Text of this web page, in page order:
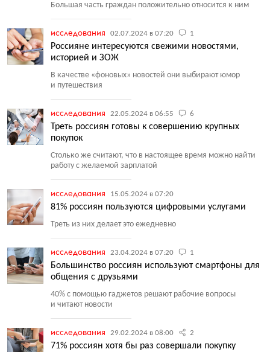
Большая часть граждан положительно относится к ним
исследования 02.07.2024 в 07:20 1
Россияне интересуются свежими новостями,
историей и ЗОЖ
В качестве «фоновых» новостей они выбирают юмор
и путешествия
исследования 22.05.2024 в 06:55 6
Треть россиян готовы к совершению крупных
покупок
Столько же считают, что в настоящее время можно найти
работу с желаемой зарплатой
исследования 15.05.2024 в 07:20
81% россиян пользуются цифровыми услугами
Треть из них делает это ежедневно
исследования 23.04.2024 в 07:20 1
Большинство россиян используют смартфоны для
общения с друзьями
40% с помощью гаджетов решают рабочие вопросы
и читают новости
исследования 29.02.2024 в 08:00 2
71% россиян хотя бы раз совершали покупку